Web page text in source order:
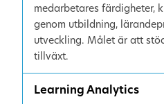
medarbetares färdigheter,
genom utbildning,
utveckling. Målet är att
tillväxt.
Learning Analytics